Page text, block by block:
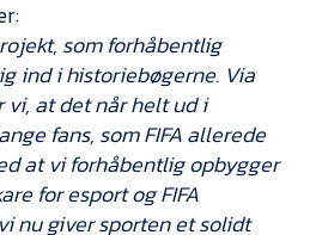
som forhåbentlig
ind i historiebøgerne. Via
vi, at det når helt ud i
fans, som FIFA allerede
at vi forhåbentlig opbygger
for esport og FIFA
nu giver sporten et solidt